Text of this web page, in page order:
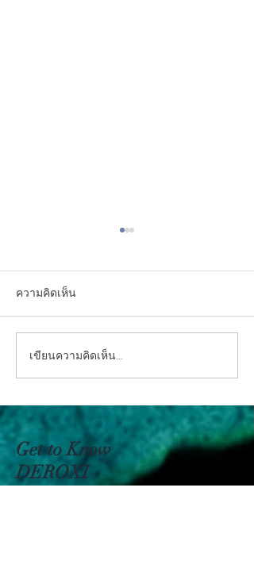
ความคิดเห็น
เขียนความคิดเห็น…
Get to Know
DEROXI